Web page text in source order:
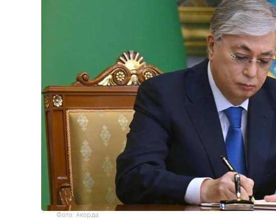
Фото: Акорда